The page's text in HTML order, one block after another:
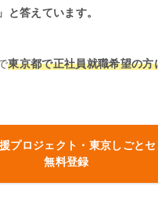
と答えています。
東京都で正社員就職希望の方
プロジェクト・東京しごと
無料登録